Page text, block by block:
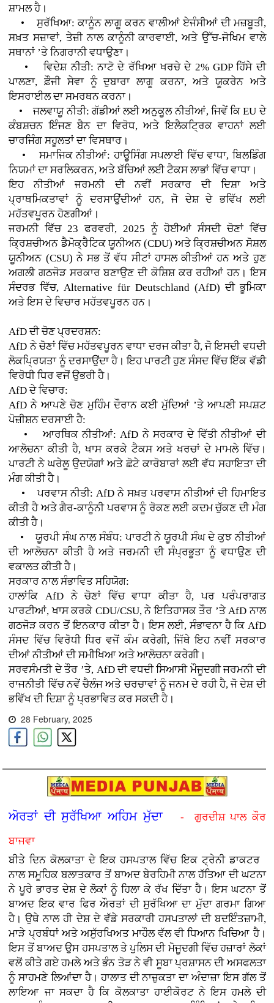
ਸ਼ਾਮਲ ਹੈ।
• ਸੁਰੱਖਿਆ: ਕਾਨੂੰਨ ਲਾਗੂ ਕਰਨ ਵਾਲੀਆਂ ਏਜੰਸੀਆਂ ਦੀ ਮਜ਼ਬੂਤੀ,
ਸਖ਼ਤ ਸਜ਼ਾਵਾਂ, ਤੇਜ਼ੀ ਨਾਲ ਕਾਨੂੰਨੀ ਕਾਰਵਾਈ, ਅਤੇ ਉੱਚ-ਜੋਖਿਮ ਵਾਲੇ
ਸਥਾਨਾਂ ’ਤੇ ਨਿਗਰਾਨੀ ਵਧਾਉਣਾ।
• ਵਿਦੇਸ਼ ਨੀਤੀ: ਨਾਟੋ ਦੇ ਰੱਖਿਆ ਖਰਚੇ ਦੇ 2% GDP ਹਿੱਸੇ ਦੀ
ਪਾਲਣਾ, ਫ਼ੌਜੀ ਸੇਵਾ ਨੂੰ ਦੁਬਾਰਾ ਲਾਗੂ ਕਰਨਾ, ਅਤੇ ਯੂਕਰੇਨ ਅਤੇ
ਇਸਰਾਈਲ ਦਾ ਸਮਰਥਨ ਕਰਨਾ।
• ਜਲਵਾਯੂ ਨੀਤੀ: ਗੱਡੀਆਂ ਲਈ ਅਨੁਕੂਲ ਨੀਤੀਆਂ, ਜਿਵੇਂ ਕਿ EU ਦੇ
ਕੰਬਸ਼ਚਨ ਇੰਜਣ ਬੈਨ ਦਾ ਵਿਰੋਧ, ਅਤੇ ਇਲੈਕਟ੍ਰਿਕ ਵਾਹਨਾਂ ਲਈ
ਚਾਰਜਿੰਗ ਸਹੂਲਤਾਂ ਦਾ ਵਿਸਥਾਰ।
• ਸਮਾਜਿਕ ਨੀਤੀਆਂ: ਹਾਊਸਿੰਗ ਸਪਲਾਈ ਵਿੱਚ ਵਾਧਾ, ਬਿਲਡਿੰਗ
ਨਿਯਮਾਂ ਦਾ ਸਰਲਿਕਰਨ, ਅਤੇ ਬੱਚਿਆਂ ਲਈ ਟੈਕਸ ਲਾਭਾਂ ਵਿੱਚ ਵਾਧਾ।
ਇਹ ਨੀਤੀਆਂ ਜਰਮਨੀ ਦੀ ਨਵੀਂ ਸਰਕਾਰ ਦੀ ਦਿਸ਼ਾ ਅਤੇ
ਪ੍ਰਾਥਮਿਕਤਾਵਾਂ ਨੂੰ ਦਰਸਾਉਂਦੀਆਂ ਹਨ, ਜੋ ਦੇਸ਼ ਦੇ ਭਵਿੱਖ ਲਈ
ਮਹੱਤਵਪੂਰਨ ਹੋਣਗੀਆਂ।
ਜਰਮਨੀ ਵਿੱਚ 23 ਫਰਵਰੀ, 2025 ਨੂੰ ਹੋਈਆਂ ਸੰਸਦੀ ਚੋਣਾਂ ਵਿੱਚ
ਕ੍ਰਿਸ਼ਚੀਅਨ ਡੈਮੋਕ੍ਰੈਟਿਕ ਯੂਨੀਅਨ (CDU) ਅਤੇ ਕ੍ਰਿਸ਼ਚੀਅਨ ਸੋਸ਼ਲ
ਯੂਨੀਅਨ (CSU) ਨੇ ਸਭ ਤੋਂ ਵੱਧ ਸੀਟਾਂ ਹਾਸਲ ਕੀਤੀਆਂ ਹਨ ਅਤੇ ਹੁਣ
ਅਗਲੀ ਗਠਜੋੜ ਸਰਕਾਰ ਬਣਾਉਣ ਦੀ ਕੋਸ਼ਿਸ਼ ਕਰ ਰਹੀਆਂ ਹਨ। ਇਸ
ਸੰਦਰਭ ਵਿੱਚ, Alternative für Deutschland (AfD) ਦੀ ਭੂਮਿਕਾ
ਅਤੇ ਇਸ ਦੇ ਵਿਚਾਰ ਮਹੱਤਵਪੂਰਨ ਹਨ।
AfD ਦੀ ਚੋਣ ਪ੍ਰਦਰਸ਼ਨ:
AfD ਨੇ ਚੋਣਾਂ ਵਿੱਚ ਮਹੱਤਵਪੂਰਨ ਵਾਧਾ ਦਰਜ ਕੀਤਾ ਹੈ, ਜੋ ਇਸਦੀ ਵਧਦੀ
ਲੋਕਪ੍ਰਿਯਤਾ ਨੂੰ ਦਰਸਾਉਂਦਾ ਹੈ। ਇਹ ਪਾਰਟੀ ਹੁਣ ਸੰਸਦ ਵਿੱਚ ਇੱਕ ਵੱਡੀ
ਵਿਰੋਧੀ ਧਿਰ ਵਜੋਂ ਉਭਰੀ ਹੈ।
AfD ਦੇ ਵਿਚਾਰ:
AfD ਨੇ ਆਪਣੇ ਚੋਣ ਮੁਹਿੰਮ ਦੌਰਾਨ ਕਈ ਮੁੱਦਿਆਂ ’ਤੇ ਆਪਣੀ ਸਪਸ਼ਟ
ਪੋਜ਼ੀਸ਼ਨ ਦਰਸਾਈ ਹੈ:
• ਆਰਥਿਕ ਨੀਤੀਆਂ: AfD ਨੇ ਸਰਕਾਰ ਦੇ ਵਿੱਤੀ ਨੀਤੀਆਂ ਦੀ
ਆਲੋਚਨਾ ਕੀਤੀ ਹੈ, ਖਾਸ ਕਰਕੇ ਟੈਕਸ ਅਤੇ ਖਰਚਾਂ ਦੇ ਮਾਮਲੇ ਵਿੱਚ।
ਪਾਰਟੀ ਨੇ ਘਰੇਲੂ ਉਦਯੋਗਾਂ ਅਤੇ ਛੋਟੇ ਕਾਰੋਬਾਰਾਂ ਲਈ ਵੱਧ ਸਹਾਇਤਾ ਦੀ
ਮੰਗ ਕੀਤੀ ਹੈ।
• ਪਰਵਾਸ ਨੀਤੀ: AfD ਨੇ ਸਖ਼ਤ ਪਰਵਾਸ ਨੀਤੀਆਂ ਦੀ ਹਿਮਾਇਤ
ਕੀਤੀ ਹੈ ਅਤੇ ਗੈਰ-ਕਾਨੂੰਨੀ ਪਰਵਾਸ ਨੂੰ ਰੋਕਣ ਲਈ ਕਦਮ ਚੁੱਕਣ ਦੀ ਮੰਗ
ਕੀਤੀ ਹੈ।
• ਯੂਰਪੀ ਸੰਘ ਨਾਲ ਸੰਬੰਧ: ਪਾਰਟੀ ਨੇ ਯੂਰਪੀ ਸੰਘ ਦੇ ਕੁਝ ਨੀਤੀਆਂ
ਦੀ ਆਲੋਚਨਾ ਕੀਤੀ ਹੈ ਅਤੇ ਜਰਮਨੀ ਦੀ ਸੰਪ੍ਰਭੂਤਾ ਨੂੰ ਵਧਾਉਣ ਦੀ
ਵਕਾਲਤ ਕੀਤੀ ਹੈ।
ਸਰਕਾਰ ਨਾਲ ਸੰਭਾਵਿਤ ਸਹਿਯੋਗ:
ਹਾਲਾਂਕਿ AfD ਨੇ ਚੋਣਾਂ ਵਿੱਚ ਵਾਧਾ ਕੀਤਾ ਹੈ, ਪਰ ਪਰੰਪਰਾਗਤ
ਪਾਰਟੀਆਂ, ਖਾਸ ਕਰਕੇ CDU/CSU, ਨੇ ਇਤਿਹਾਸਕ ਤੌਰ ’ਤੇ AfD ਨਾਲ
ਗਠਜੋੜ ਕਰਨ ਤੋਂ ਇਨਕਾਰ ਕੀਤਾ ਹੈ। ਇਸ ਲਈ, ਸੰਭਾਵਨਾ ਹੈ ਕਿ AfD
ਸੰਸਦ ਵਿੱਚ ਵਿਰੋਧੀ ਧਿਰ ਵਜੋਂ ਕੰਮ ਕਰੇਗੀ, ਜਿੱਥੇ ਇਹ ਨਵੀਂ ਸਰਕਾਰ
ਦੀਆਂ ਨੀਤੀਆਂ ਦੀ ਸਮੀਖਿਆ ਅਤੇ ਆਲੋਚਨਾ ਕਰੇਗੀ।
ਸਰਵਸੰਮਤੀ ਦੇ ਤੌਰ ’ਤੇ, AfD ਦੀ ਵਧਦੀ ਸਿਆਸੀ ਮੌਜੂਦਗੀ ਜਰਮਨੀ ਦੀ
ਰਾਜਨੀਤੀ ਵਿੱਚ ਨਵੇਂ ਚੈਲੰਜ ਅਤੇ ਚਰਚਾਵਾਂ ਨੂੰ ਜਨਮ ਦੇ ਰਹੀ ਹੈ, ਜੋ ਦੇਸ਼ ਦੀ
ਭਵਿੱਖ ਦੀ ਦਿਸ਼ਾ ਨੂੰ ਪ੍ਰਭਾਵਿਤ ਕਰ ਸਕਦੀ ਹੈ।
28 February, 2025
ਅੋਰਤਾਂ ਦੀ ਸੁਰੱਖਿਆ ਅਹਿਮ ਮੁੱਦਾ - ਗੁਰਦੀਸ਼ ਪਾਲ ਕੌਰ
ਬਾਜਵਾ
ਬੀਤੇ ਦਿਨ ਕੋਲਕਾਤਾ ਦੇ ਇਕ ਹਸਪਤਾਲ ਵਿੱਚ ਇਕ ਟ੍ਰੇਨੀ ਡਾਕਟਰ
ਨਾਲ ਸਮੂਹਿਕ ਬਲਾਤਕਾਰ ਤੋਂ ਬਾਅਦ ਬੇਰਹਿਮੀ ਨਾਲ ਹੱਤਿਆ ਦੀ ਘਟਨਾ
ਨੇ ਪੂਰੇ ਭਾਰਤ ਦੇਸ਼ ਦੇ ਲੋਕਾਂ ਨੂੰ ਹਿਲਾ ਕੇ ਰੱਖ ਦਿੱਤਾ ਹੈ। ਇਸ ਘਟਨਾ ਤੋਂ
ਬਾਅਦ ਇਕ ਵਾਰ ਫਿਰ ਔਰਤਾਂ ਦੀ ਸੁਰੱਖਿਆ ਦਾ ਮੁੱਦਾ ਗਰਮਾ ਗਿਆ
ਹੈ। ਉਥੇ ਨਾਲ ਹੀ ਦੇਸ਼ ਦੇ ਵੱਡੇ ਸਰਕਾਰੀ ਹਸਪਤਾਲਾਂ ਦੀ ਬਦਇੰਤਜ਼ਾਮੀ,
ਮਾੜੇ ਪ੍ਰਬੰਧਾਂ ਅਤੇ ਅਸੁੱਰਖਿਅਤ ਮਾਹੌਲ ਵੱਲ ਵੀ ਧਿਆਨ ਖਿਚਿਆ ਹੈ।
ਇਸ ਤੋਂ ਬਾਅਦ ਉਸ ਹਸਪਤਾਲ ਤੇ ਪੁਲਿਸ ਦੀ ਮੋਜੂਦਗੀ ਵਿੱਚ ਹਜ਼ਾਰਾਂ ਲੋਕਾਂ
ਵਲੋਂ ਕੀਤੇ ਗਏ ਹਮਲੇ ਅਤੇ ਭੰਨ ਤੋੜ ਨੇ ਵੀ ਸੂਬਾ ਪ੍ਰਸ਼ਾਸਨ ਦੀ ਅਸਫਲਤਾ
ਨੂੰ ਸਾਹਮਣੇ ਲਿਆਂਦਾ ਹੈ। ਹਾਲਾਤ ਦੀ ਨਾਜ਼ੁਕਤਾ ਦਾ ਅੰਦਾਜ਼ਾ ਇਸ ਗੱਲ ਤੋਂ
ਲਾਇਆ ਜਾ ਸਕਦਾ ਹੈ ਕਿ ਕੋਲਕਾਤਾ ਹਾਈਕੋਰਟ ਨੇ ਇਸ ਹਮਲੇ ਦੀ